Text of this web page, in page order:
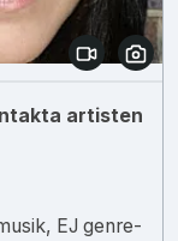
artisten
EJ genre-